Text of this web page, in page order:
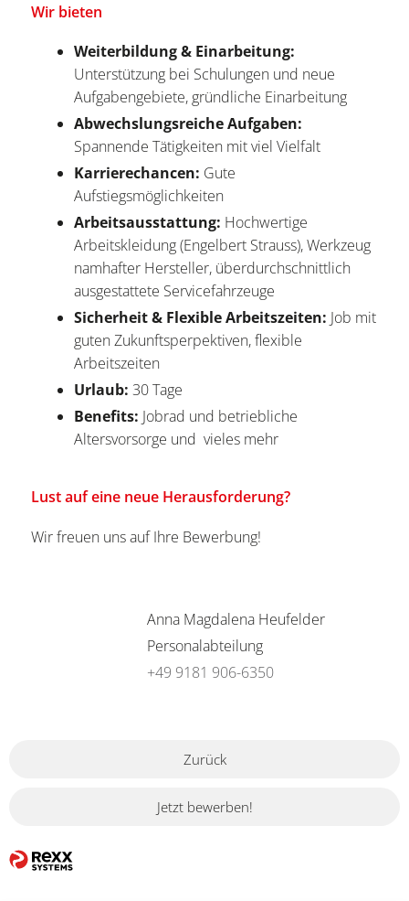
Wir bieten
Weiterbildung & Einarbeitung:
Unterstützung bei Schulungen und neue
Aufgabengebiete, gründliche Einarbeitung
Abwechslungsreiche Aufgaben:
Spannende Tätigkeiten mit viel Vielfalt
Karrierechancen: Gute
Aufstiegsmöglichkeiten
Arbeitsausstattung: Hochwertige
Arbeitskleidung (Engelbert Strauss), Werkzeug
namhafter Hersteller, überdurchschnittlich
ausgestattete Servicefahrzeuge
Sicherheit & Flexible Arbeitszeiten: Job mit
guten Zukunftsperpektiven, flexible
Arbeitszeiten
Urlaub: 30 Tage
Benefits: Jobrad und betriebliche
Altersvorsorge und vieles mehr
Lust auf eine neue Herausforderung?
Wir freuen uns auf Ihre Bewerbung!
Anna Magdalena Heufelder
Personalabteilung
+49 9181 906-6350
Zurück
Jetzt bewerben!